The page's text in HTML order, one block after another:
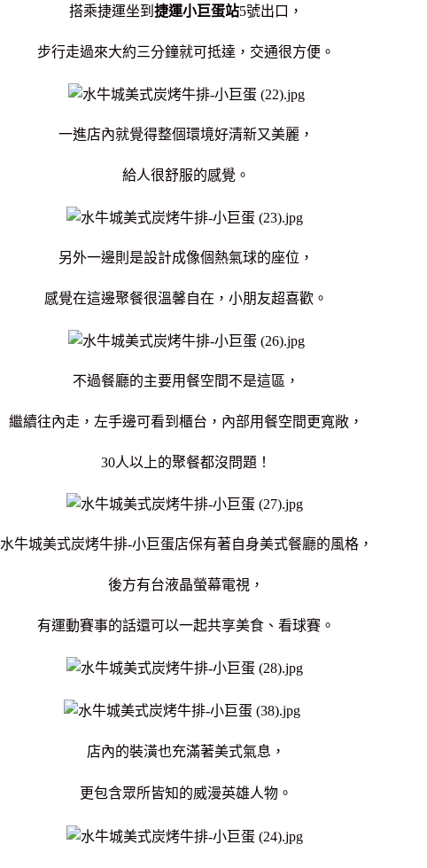
搭乘捷運坐到捷運小巨蛋站5號出口，
步行走過來大約三分鐘就可抵達，交通很方便。
一進店內就覺得整個環境好清新又美麗，
給人很舒服的感覺。
另外一邊則是設計成像個熱氣球的座位，
感覺在這邊聚餐很溫馨自在，小朋友超喜歡。
不過餐廳的主要用餐空間不是這區，
繼續往內走，左手邊可看到櫃台，內部用餐空間更寬敞，
30人以上的聚餐都沒問題！
水牛城美式炭烤牛排-小巨蛋店保有著自身美式餐廳的風格，
後方有台液晶螢幕電視，
有運動賽事的話還可以一起共享美食、看球賽。
店內的裝潢也充滿著美式氣息，
更包含眾所皆知的威漫英雄人物。